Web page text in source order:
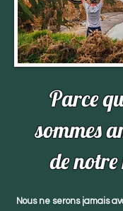
Parce
sommes
de
Nous ne serons jamais